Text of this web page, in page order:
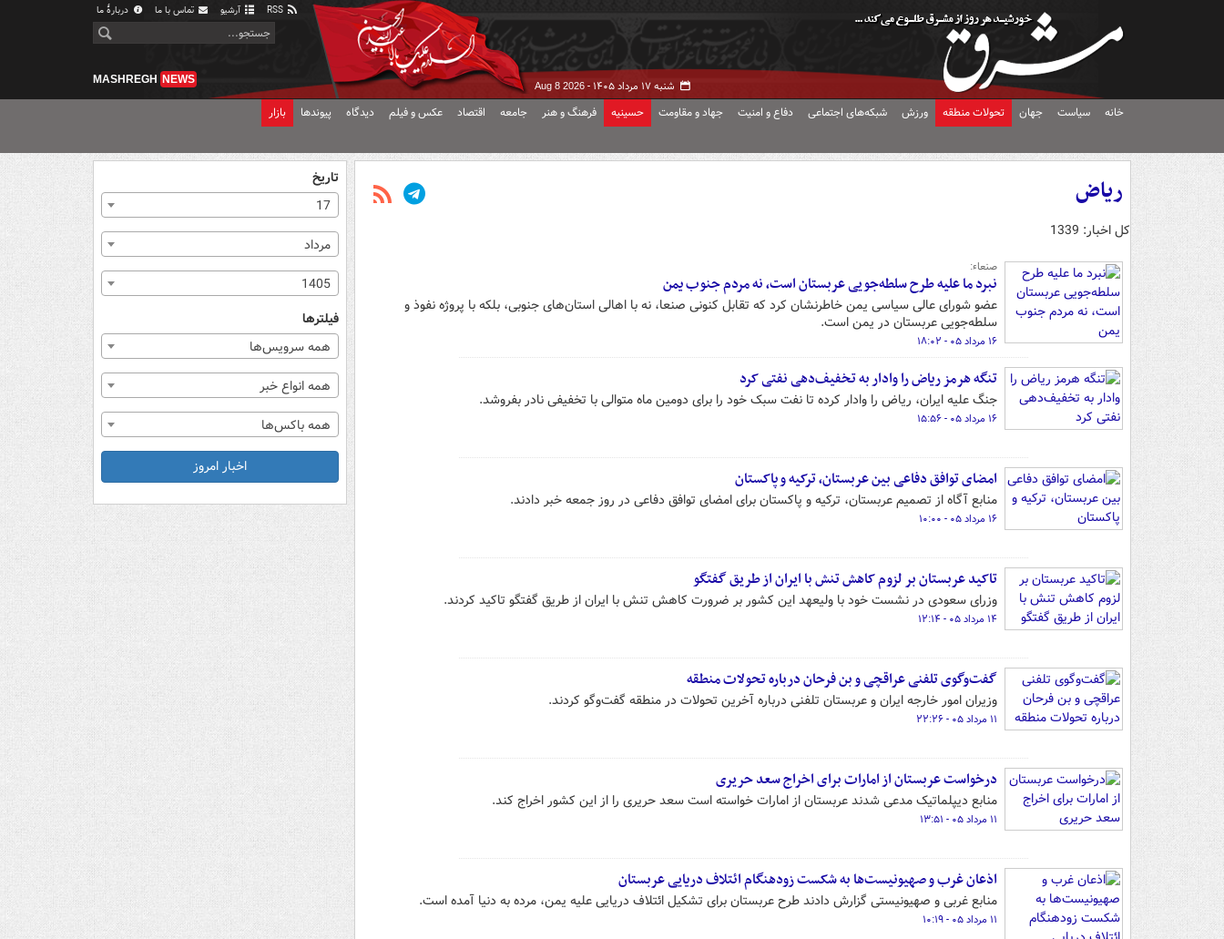
آرشیو تماس با ما دربارهٔ ما
شنبه ۱۷ مرداد ۱۴۰۵ - Aug 8 2026
MASHREGH NEWS
خانه سیاست جهان تحولات منطقه ورزش شبکه‌های اجتماعی دفاع و امنیت جهاد و مقاومت حسینیه فرهنگ و هنر جامعه اقتصاد عکس و فیلم دیدگاه پیوندها بازار
ریاض
کل اخبار: 1339
صنعاء:
نبرد ما علیه طرح سلطه‌جویی عربستان است، نه مردم جنوب یمن
عضو شورای عالی سیاسی یمن خاطرنشان کرد که تقابل کنونی صنعا، نه با اهالی استان‌های جنوبی، بلکه با پروژه نفوذ و
سلطه‌جویی عربستان در یمن است.
۱۶ مرداد ۰۵ - ۱۸:۰۲
تنگه هرمز ریاض را وادار به تخفیف‌دهی نفتی کرد
جنگ علیه ایران، ریاض را وادار کرده تا نفت سبک خود را برای دومین ماه متوالی با تخفیفی نادر بفروشد.
۱۶ مرداد ۰۵ - ۱۵:۵۶
امضای توافق دفاعی بین عربستان، ترکیه و پاکستان
منابع آگاه از تصمیم عربستان، ترکیه و پاکستان برای امضای توافق دفاعی در روز جمعه خبر دادند.
۱۶ مرداد ۰۵ - ۱۰:۰۰
تاکید عربستان بر لزوم کاهش تنش با ایران از طریق گفتگو
وزرای سعودی در نشست خود با ولیعهد این کشور بر ضرورت کاهش تنش با ایران از طریق گفتگو تاکید کردند.
۱۴ مرداد ۰۵ - ۱۲:۱۴
گفت‌وگوی تلفنی عراقچی و بن فرحان درباره تحولات منطقه
وزیران امور خارجه ایران و عربستان تلفنی درباره آخرین تحولات در منطقه گفت‌وگو کردند.
۱۱ مرداد ۰۵ - ۲۲:۲۶
درخواست عربستان از امارات برای اخراج سعد حریری
منابع دیپلماتیک مدعی شدند عربستان از امارات خواسته است سعد حریری را از این کشور اخراج کند.
۱۱ مرداد ۰۵ - ۱۳:۵۱
اذعان غرب و صهیونیست‌ها به شکست زودهنگام ائتلاف دریایی عربستان
منابع غربی و صهیونیستی گزارش دادند طرح عربستان برای تشکیل ائتلاف دریایی علیه یمن، مرده به دنیا آمده است.
۱۱ مرداد ۰۵ - ۱۰:۱۹
تاریخ
17
مرداد
1405
فیلترها
همه سرویس‌ها
همه انواع خبر
همه باکس‌ها
اخبار امروز